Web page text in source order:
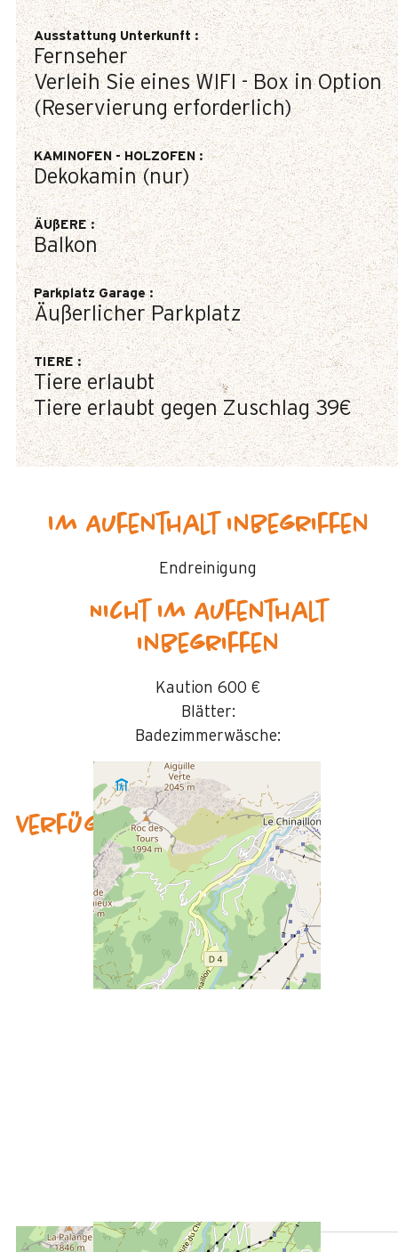
Ausstattung Unterkunft:
Fernseher
Verleih Sie eines WIFI - Box in Option
(Reservierung erforderlich)
KAMINOFEN - HOLZOFEN:
Dekokamin (nur)
ÄUßERE:
Balkon
Parkplatz Garage:
Äußerlicher Parkplatz
TIERE:
Tiere erlaubt
Tiere erlaubt gegen Zuschlag 39€
Im Aufenthalt inbegriffen
Endreinigung
Nicht im Aufenthalt
inbegriffen
Kaution 600 €
Blätter:
Badezimmerwäsche:
Verfügbarkeit & Preise
ENTFERNT :